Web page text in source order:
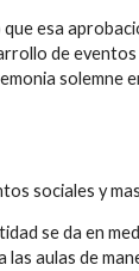
esa
de eventos
solemne
sociales y
se da en
las aulas de